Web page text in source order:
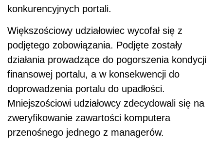
konkurencyjnych portali.
Większościowy udziałowiec wycofał się z
podjętego zobowiązania. Podjęte zostały
działania prowadzące do pogorszenia kondycji
finansowej portalu, a w konsekwencji do
doprowadzenia portalu do upadłości.
Mniejszościowi udziałowcy zdecydowali się na
zweryfikowanie zawartości komputera
przenośnego jednego z managerów.